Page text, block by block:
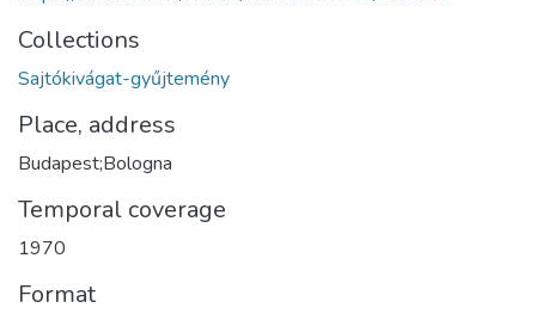
Collections
Sajtókivágat-gyűjtemény
Place, address
Budapest;Bologna
Temporal coverage
1970
Format